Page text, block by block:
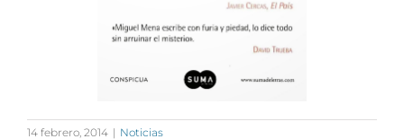
14 febrero, 2014 | Noticias